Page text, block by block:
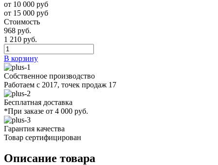
от 10 000 руб
от 15 000 руб
Стоимость
968 руб.
1 210 руб.
В корзину
Собственное производство
Работаем с 2017, точек продаж 17
Бесплатная доставка
*При заказе от 4 000 руб.
Гарантия качества
Товар сертифицирован
Описание товара